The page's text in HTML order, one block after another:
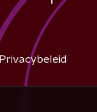
Privacybeleid